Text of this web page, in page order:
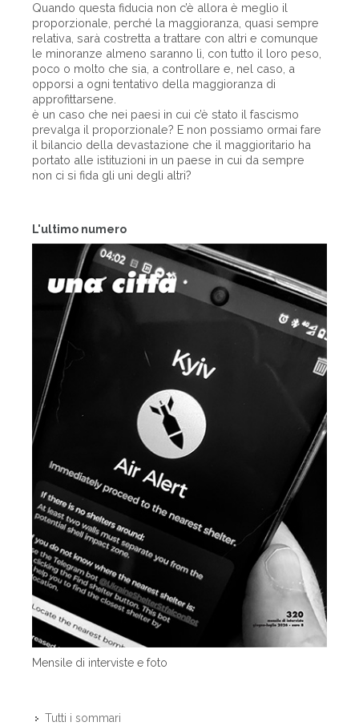
L'ultimo numero
Mensile di interviste e foto
Tutti i sommari
Quando questa fiducia non c’è allora è meglio il
proporzionale, perché la maggioranza, quasi sempre
relativa, sarà costretta a trattare con altri e comunque
le minoranze almeno saranno lì, con tutto il loro peso,
poco o molto che sia, a controllare e, nel caso, a
opporsi a ogni tentativo della maggioranza di
approfittarsene.
è un caso che nei paesi in cui c’è stato il fascismo
prevalga il proporzionale? E non possiamo ormai fare
il bilancio della devastazione che il maggioritario ha
portato alle istituzioni in un paese in cui da sempre
non ci si fida gli uni degli altri?